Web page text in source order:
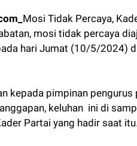
Mosi Tidak Percaya,
mosi tidak percaya
hari Jumat (10/5/2024)
kepada pimpinan
keluhan ini di
Partai yang hadir saat itu.